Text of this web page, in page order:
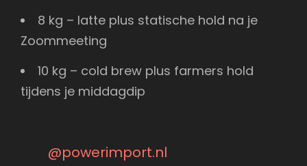
8 kg – latte plus statische hold na je
Zoommeeting
10 kg – cold brew plus farmers hold
tijdens je middagdip
@powerimport.nl